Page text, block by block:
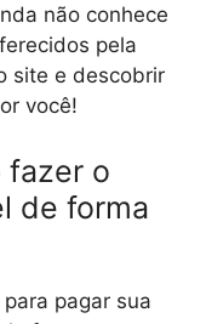
não conhece
pela
site e descobrir
você!
fazer o
de forma
pagar sua